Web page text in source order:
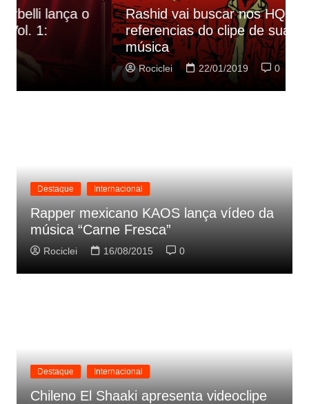
Rashid vai buscar nos HQs as
referencias do clipe de sua nova
22/01/2019 0
Destaque Internacional
Rapper mexicano KAOS lança vídeo da
música “Carne Fresca”
Rociclei 16/08/2015 0
Destaque Internacional
Chileno El Shaaki apresenta videoclipe